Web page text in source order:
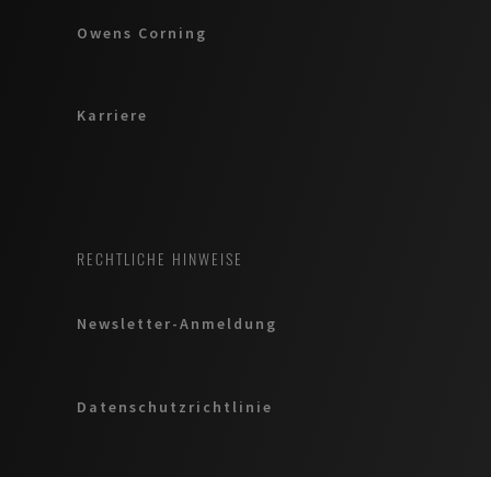
Owens Corning
Karriere
RECHTLICHE HINWEISE
Newsletter-Anmeldung
Datenschutzrichtlinie